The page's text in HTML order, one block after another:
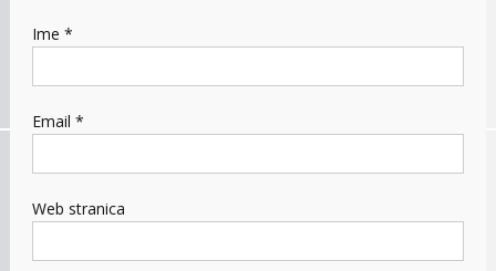
Ime *
Email *
Web stranica